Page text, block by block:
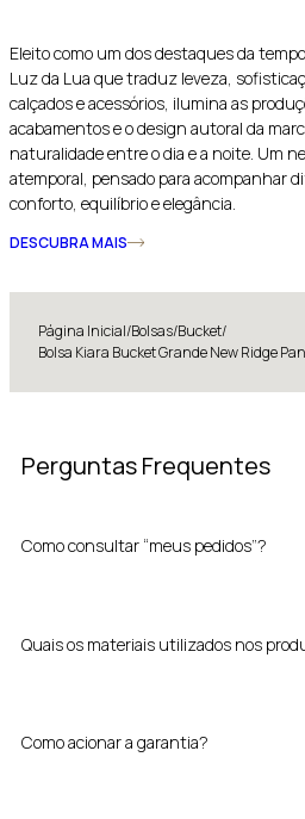
Eleito como um dos destaques da
Luz da Lua que traduz leveza,
calçados e acessórios, ilumina as
acabamentos e o design autoral da
naturalidade entre o dia e a noite. Um
atemporal, pensado para acompanhar
conforto, equilíbrio e elegância.
DESCUBRA MAIS
Página Inicial/Bolsas/Bucket/
Bolsa Kiara Bucket Grande New Ridge
Perguntas Frequentes
Como consultar “meus pedidos”?
Quais os materiais utilizados nos
Como acionar a garantia?